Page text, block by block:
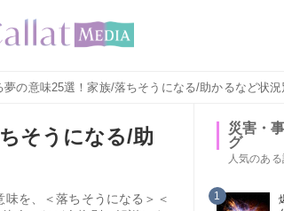
の意味25選！家族/落ちそうになる/助かるなど状況
そうになる/助
を、＜落ちそうになる＞＜
災害・
グ
人気のあ
1